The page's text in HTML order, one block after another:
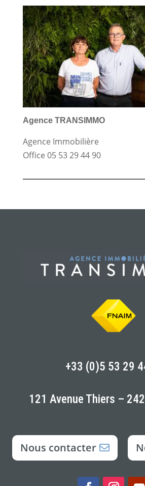
Agence TRANSIMMO
Agence Immobilière
Office 05 53 29 44 90
+33 (0)5 53 29
121 Avenue Thiers –
Nous contacter